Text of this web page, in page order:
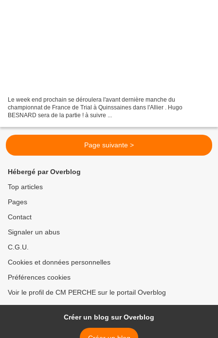
Le week end prochain se déroulera l'avant dernière manche du
championnat de France de Trial à Quinssaines dans l'Allier . Hugo
BESNARD sera de la partie ! à suivre ...
Page suivante >
Hébergé par Overblog
Top articles
Pages
Contact
Signaler un abus
C.G.U.
Cookies et données personnelles
Préférences cookies
Voir le profil de CM PERCHE sur le portail Overblog
Créer un blog sur Overblog